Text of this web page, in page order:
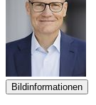
Bildinformationen